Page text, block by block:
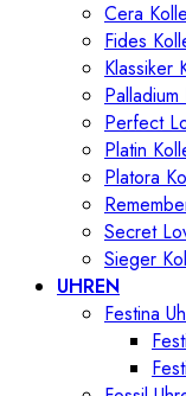
Cera
Fides
Klassiker
Perfect
Platin
Platora
Secret
Sieger
UHREN
Festina